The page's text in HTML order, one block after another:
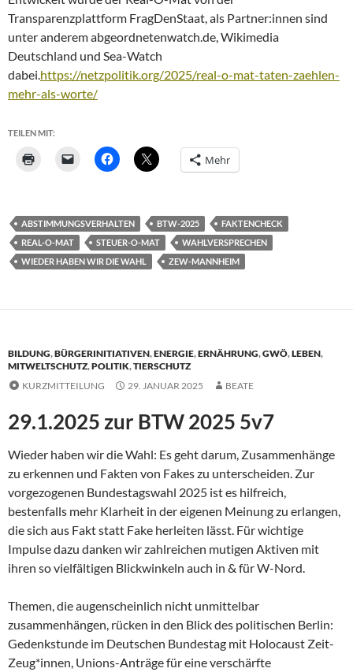
Transparenzplattform FragDenStaat, als Partner:innen sind
unter anderem abgeordnetenwatch.de, Wikimedia
Deutschland und Sea-Watch
dabei. https://netzpolitik.org/2025/real-o-mat-taten-zaehlen-
mehr-als-worte/
TEILEN MIT:
Mehr
ABSTIMMUNGSVERHALTEN BTW-2025
FAKTENCHECK
REAL-O-MAT
STEUER-O-MAT
WAHLVERSPRECHEN
WIEDER HABEN WIR DIE WAHL
ZEW-MANNHEIM
BILDUNG,BÜRGERINITIATIVEN,ENERGIE,ERNÄHRUNG,GWÖ,LEBEN,
MITWELTSCHUTZ,POLITIK,TIERSCHUTZ
KURZMITTEILUNG
29. JANUAR 2025 BEATE
29.1.2025 zur BTW 2025 5v7
Wieder haben wir die Wahl: Es geht darum, Zusammenhänge
zu erkennen und Fakten von Fakes zu unterscheiden. Zur
vorgezogenen Bundestagswahl 2025 ist es hilfreich,
bestenfalls mehr Klarheit in der eigenen Meinung zu erlangen,
die sich aus Fakt statt Fake herleiten lässt. Für wichtige
Impulse dazu danken wir zahlreichen mutigen Aktiven mit
ihren so vielfältigen Blickwinkeln auch in & für W-Nord.
Themen, die augenscheinlich nicht unmittelbar
zusammenhängen, rücken in den Blick des politischen Berlin:
Gedenkstunde im Deutschen Bundestag mit Holocaust Zeit-
Zeug*innen, Unions-Anträge für eine verschärfte